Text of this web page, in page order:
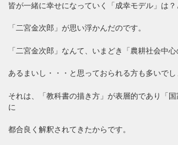
皆が一緒に幸せになっていく「成幸モデル」は？
「二宮金次郎」が思い浮かんだのです。
「二宮金次郎」なんて、いまどき「農耕社会中
あるまいし・・・と思っておられる方も多いでし
それは、「教科書の描き方」が表層的であり「国
に
都合良く解釈されてきたからです。